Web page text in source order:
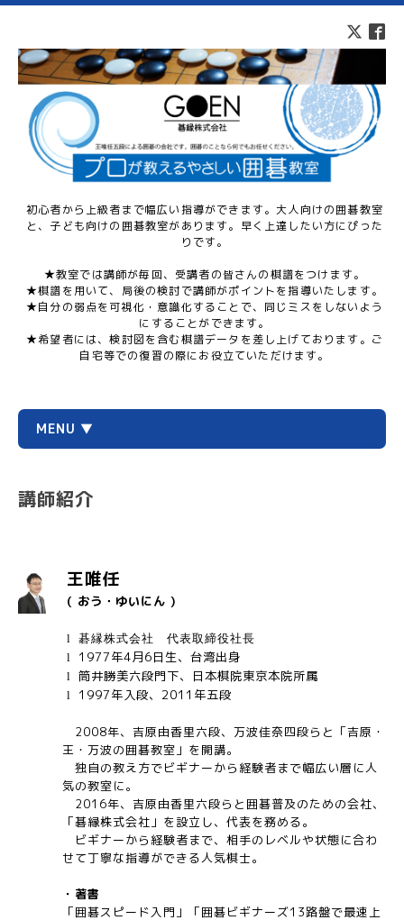
初心者から上級者まで幅広い指導ができます。大人向けの囲碁教室
と、子ども向けの囲碁教室があります。早く上達したい方にぴった
りです。
★教室では講師が毎回、受講者の皆さんの棋譜をつけます。
★棋譜を用いて、局後の検討で講師がポイントを指導いたします。
★自分の弱点を可視化・意識化することで、同じミスをしないよう
にすることができます。
★希望者には、検討図を含む棋譜データを差し上げております。ご
自宅等での復習の際にお役立ていただけます。
MENU ▼
講師紹介
王唯任
( おう・ゆいにん )
l 碁縁株式会社 代表取締役社長
l
1977年4月6日生、台湾出身
l 筒井勝美六段門下、日本棋院東京本院所属
l 1997年入段、 2011 年五段
2008年、吉原由香里六段、万波佳奈四段らと「吉原・
王・万波の囲碁教室」を開講。
独自の教え方でビギナーから経験者まで幅広い層に人
気の教室に。
2016年、吉原由香里六段らと囲碁普及のための会社、
「碁縁株式会社」を設立し、代表を務める。
ビギナーから経験者まで、相手のレベルや状態に合わ
せて丁寧な指導ができる人気棋士。
・著書
「囲碁スピード入門」「囲碁ビギナーズ13路盤で最速上